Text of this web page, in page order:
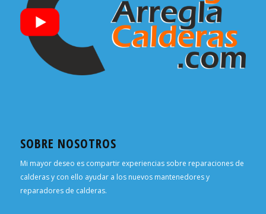
SOBRE NOSOTROS
Mi mayor deseo es compartir experiencias sobre reparaciones de
calderas y con ello ayudar a los nuevos mantenedores y
reparadores de calderas.